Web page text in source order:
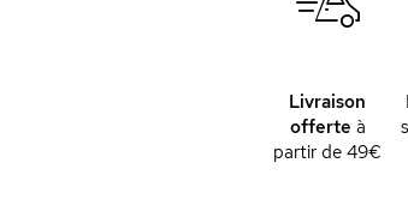
Livraison
offerte à
partir de 49€